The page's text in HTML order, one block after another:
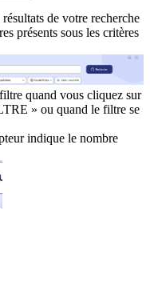
de votre recherche
présents sous les critères
quand vous cliquez sur
» ou quand le filtre se
indique le nombre